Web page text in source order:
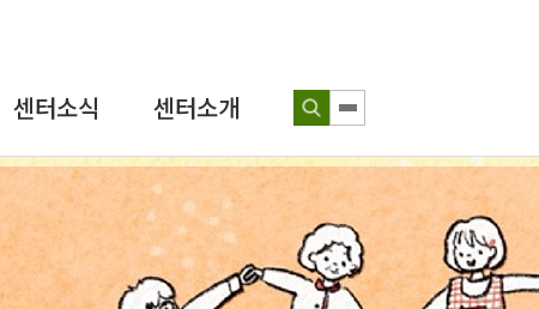
센터소식
공지사항
인권뉴스
센터소개
연혁
조직도